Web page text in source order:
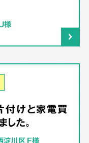
様
付けと家電買
した。
淀川区 F様